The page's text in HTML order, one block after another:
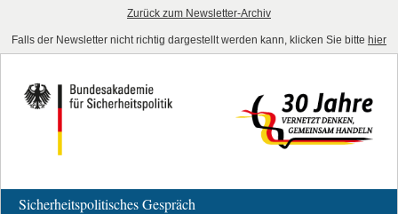
Zurück zum Newsletter-Archiv
Falls der Newsletter nicht richtig dargestellt werden kann, klicken Sie bitte hier
Sicherheitspolitisches Gespräch